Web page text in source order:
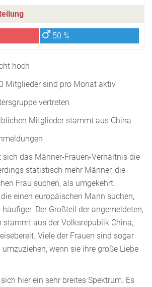
50 %
hoch
Mitglieder sind pro Monat aktiv
vertreten
Mitglieder stammt aus China
sich das Männer-Frauen-Verhältnis die
statistisch mehr Männer, die
Frau suchen, als umgekehrt.
einen europäischen Mann suchen,
Der Großteil der angemeldeten,
stammt aus der Volksrepublik China,
Viele der Frauen sind sogar
wenn sie ihre große Liebe
hier ein sehr breites Spektrum. Es